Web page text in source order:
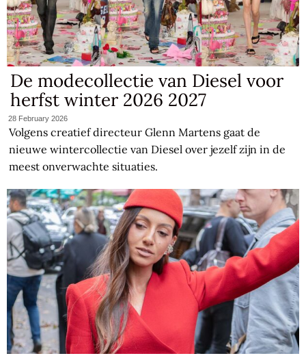
De modecollectie van Diesel voor
herfst winter 2026 2027
28 February 2026
Volgens creatief directeur Glenn Martens gaat de
nieuwe wintercollectie van Diesel over jezelf zijn in de
meest onverwachte situaties.